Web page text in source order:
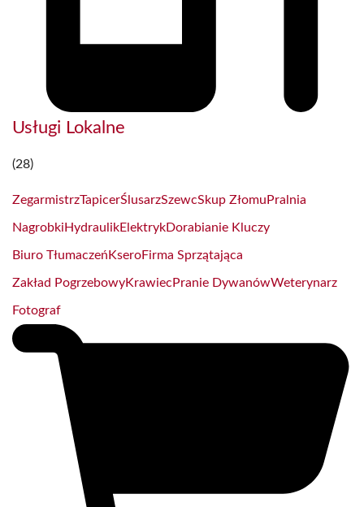
Usługi Lokalne
(28)
ZegarmistrzTapicerŚlusarzSzewcSkup Złomu Pralnia
Nagrobki HydraulikElektrykDorabianie Kluczy
Biuro Tłumaczeń KseroFirma Sprzątająca
Zakład PogrzebowyKrawiec Pranie DywanówWeterynarz
Fotograf